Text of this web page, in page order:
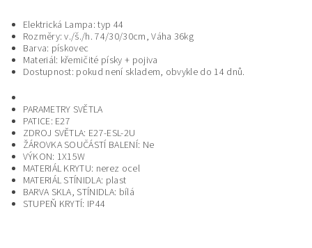
Elektrická Lampa: typ 44
Rozměry: v./š./h. 74/30/30cm, Váha 36kg
Barva: pískovec
Materiál: křemičité písky + pojiva
Dostupnost: pokud není skladem, obvykle do 14 dnů.
PARAMETRY SVĚTLA
PATICE: E27
ZDROJ SVĚTLA: E27-ESL-2U
ŽÁROVKA SOUČÁSTÍ BALENÍ: Ne
VÝKON: 1X15W
MATERIÁL KRYTU: nerez ocel
MATERIÁL STÍNIDLA: plast
BARVA SKLA, STÍNIDLA: bílá
STUPEŇ KRYTÍ: IP44